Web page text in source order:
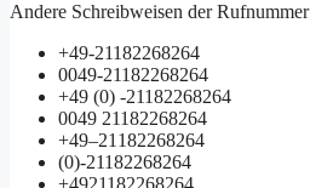
Andere Schreibweisen der
+49-21182268264
0049-21182268264
+49 (0) -21182268264
0049 21182268264
+49–21182268264
(0)-21182268264